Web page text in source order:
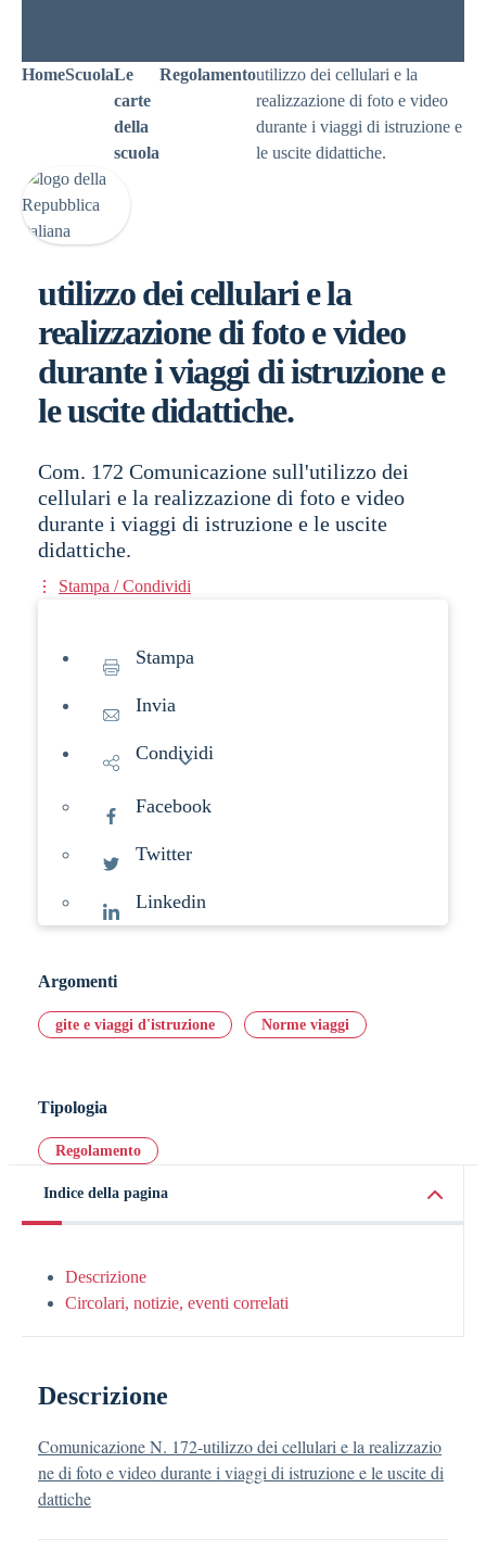
HomeScuolaLe
carte
della
scuola
Regolamentoutilizzo dei cellulari e la
realizzazione di foto e video
durante i viaggi di istruzione e
le uscite didattiche.
utilizzo dei cellulari e la
realizzazione di foto e video
durante i viaggi di istruzione e
le uscite didattiche.
Com. 172 Comunicazione sull'utilizzo dei
cellulari e la realizzazione di foto e video
durante i viaggi di istruzione e le uscite
didattiche.
Stampa / Condividi
Stampa
Invia
Condividi
Facebook
Twitter
Linkedin
Argomenti
gite e viaggi d'istruzione Norme viaggi
Tipologia
Regolamento
Indice della pagina
Descrizione
Circolari, notizie, eventi correlati
Descrizione
Comunicazione N. 172-utilizzo dei cellulari e la realizzazio
ne di foto e video durante i viaggi di istruzione e le uscite di
dattiche